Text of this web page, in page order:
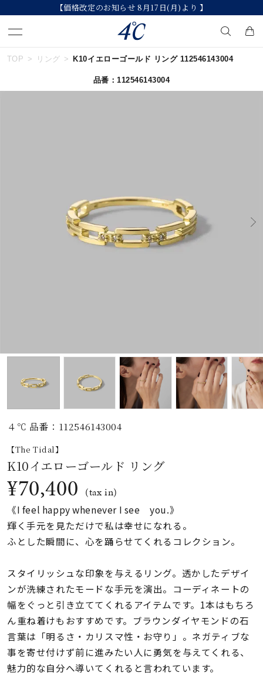
【2026 Summer Collection】発売中
キーワードで検索する
すべてのジュエリー
ト
着用シーン
レディース
リングサイズ
メンズ
～
TOP リング K10イエローゴールド リング 112546143004
品番：112546143004
４℃ 品番：112546143004
【The Tidal】
K10イエローゴールド リング
¥70,400 (tax in)
《I feel happy whenever I see you.》
輝く手元を見ただけで私は幸せになれる。
ふとした瞬間に、心を踊らせてくれるコレクション。
スタイリッシュな印象を与えるリング。透かしたデザイ
ンが洗練されたモードな手元を演出。コーディネートの
幅をぐっと引き立ててくれるアイテムです。1本はもちろ
ん重ね着けもおすすめです。ブラウンダイヤモンドの石
言葉は「明るさ・カリスマ性・お守り」。ネガティブな
事を寄せ付けず前に進みたい人に勇気を与えてくれる、
魅力的な自分へ導いてくれると言われています。